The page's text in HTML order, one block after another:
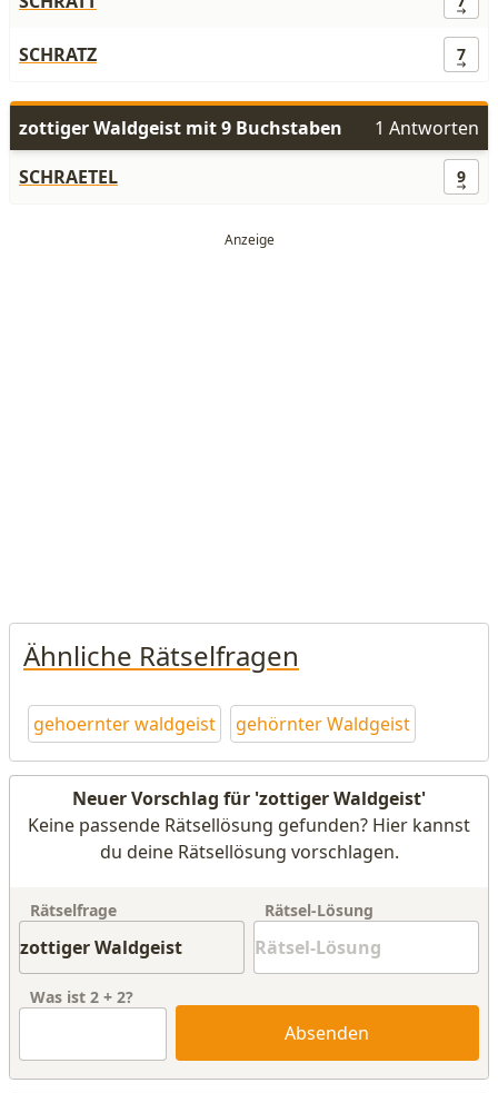
SCHRATZ 7
zottiger Waldgeist mit 9 Buchstaben
1 Antworten
SCHRAETEL
9
Ähnliche Rätselfragen
gehoernter waldgeist gehörnter Waldgeist
Neuer Vorschlag für 'zottiger Waldgeist'
Keine passende Rätsellösung gefunden? Hier kannst
du deine Rätsellösung vorschlagen.
Rätselfrage Rätsel-Lösung
Was ist 2 + 2?
Absenden